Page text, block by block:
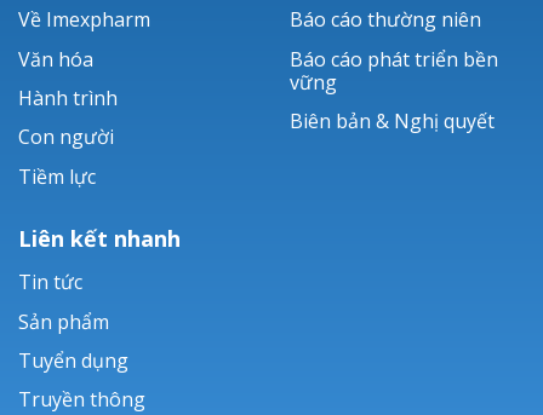
Về Imexpharm
Văn hóa
Hành trình
Con người
Tiềm lực
Báo cáo thường niên
Báo cáo phát triển bền
vững
Biên bản & Nghị quyết
Liên kết nhanh
Tin tức
Sản phẩm
Tuyển dụng
Truyền thông